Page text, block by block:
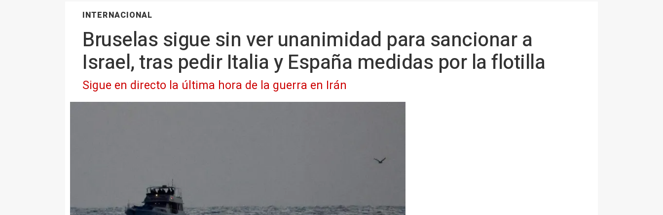
INTERNACIONAL
Bruselas sigue sin ver unanimidad para sancionar a
Israel, tras pedir Italia y España medidas por la flotilla
Sigue en directo la última hora de la guerra en Irán